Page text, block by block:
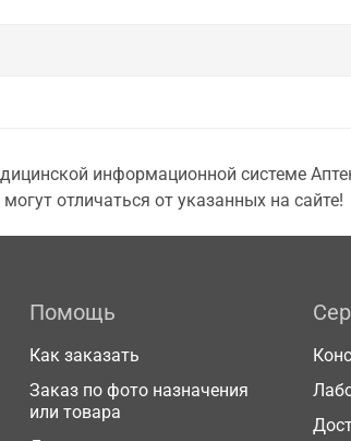
информационной системе
отличаться от указанных на сайте!
Помощь
Как заказать
Заказ по фото назначения
или товара